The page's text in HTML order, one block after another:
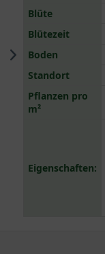
Blüte
Blütezeit
Boden
Standort
Pflanzen pro
m²
Eigenschaften: